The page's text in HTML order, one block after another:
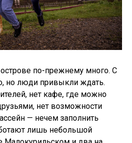
по-прежнему много. С
но люди привыкли ждать.
нет кафе, где можно
нет возможности
— нечем заполнить
лишь небольшой